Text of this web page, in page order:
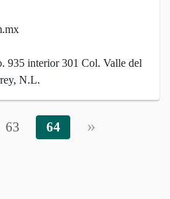
935 interior 301 Col. Valle del
N.L.
63 64 »